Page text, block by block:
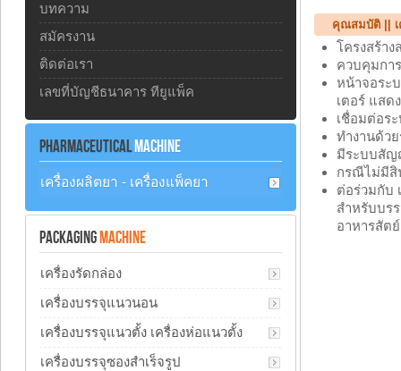
คุณสมบัติ || เ
โครงสร้า
ควบคุมกา
หน้าจอระ
เตอร์ แสด
เชื่อมต่อร
ทำงานด้ว
มีระบบสัญ
กรณีไม่มีสิ
ต่อร่วมกับ
สำหรับบร
อาหารสัต
บทความ
สมัครงาน
ติดต่อเรา
เลขที่บัญชีธนาคาร ทียูแพ็ค
PHARMACEUTICALMACHINE
เครื่องผลิตยา - เครื่องแพ็คยา
PACKAGING MACHINE
เครื่องรัดกล่อง
เครื่องบรรจุแนวนอน
เครื่องบรรจุแนวตั้ง เครื่องห่อแนวตั้ง
เครื่องบรรจุซองสำเร็จรูป